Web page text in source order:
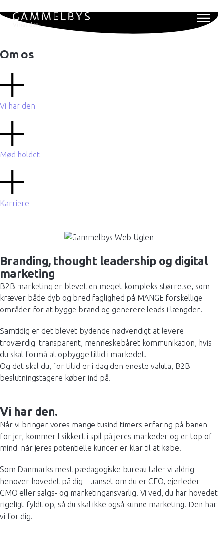
Om os
Vi har den
Mød holdet
Karriere
Branding, thought leadership og digital
marketing
B2B marketing er blevet en meget kompleks størrelse, som
kræver både dyb og bred faglighed på MANGE forskellige
områder for at bygge brand og generere leads i længden.
Samtidig er det blevet bydende nødvendigt at levere
troværdig, transparent, menneskebåret kommunikation, hvis
du skal formå at opbygge tillid i markedet.
Og det skal du, for tillid er i dag den eneste valuta, B2B-
beslutningstagere køber ind på.
Vi har den.
Når vi bringer vores mange tusind timers erfaring på banen
for jer, kommer I sikkert i spil på jeres markeder og er top of
mind, når jeres potentielle kunder er klar til at købe.
Som Danmarks mest pædagogiske bureau taler vi aldrig
henover hovedet på dig – uanset om du er CEO, ejerleder,
CMO eller salgs- og marketingansvarlig. Vi ved, du har hovedet
rigeligt fyldt op, så du skal ikke også kunne marketing. Den har
vi for dig.